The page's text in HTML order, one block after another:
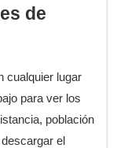
de
cualquier lugar
para ver los
población
el